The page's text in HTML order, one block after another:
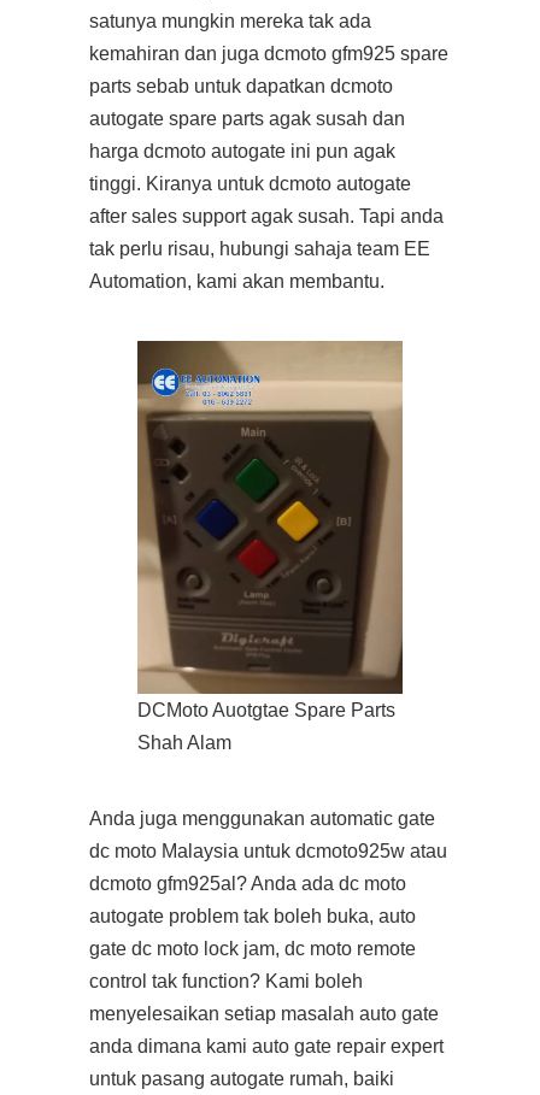
satunya mungkin mereka tak ada
kemahiran dan juga dcmoto gfm925 spare
parts sebab untuk dapatkan dcmoto
autogate spare parts agak susah dan
harga dcmoto autogate ini pun agak
tinggi. Kiranya untuk dcmoto autogate
after sales support agak susah. Tapi anda
tak perlu risau, hubungi sahaja team EE
Automation, kami akan membantu.
DCMoto Auotgtae Spare Parts
Shah Alam
Anda juga menggunakan automatic gate
dc moto Malaysia untuk dcmoto925w atau
dcmoto gfm925al? Anda ada dc moto
autogate problem tak boleh buka, auto
gate dc moto lock jam, dc moto remote
control tak function? Kami boleh
menyelesaikan setiap masalah auto gate
anda dimana kami auto gate repair expert
untuk pasang autogate rumah, baiki